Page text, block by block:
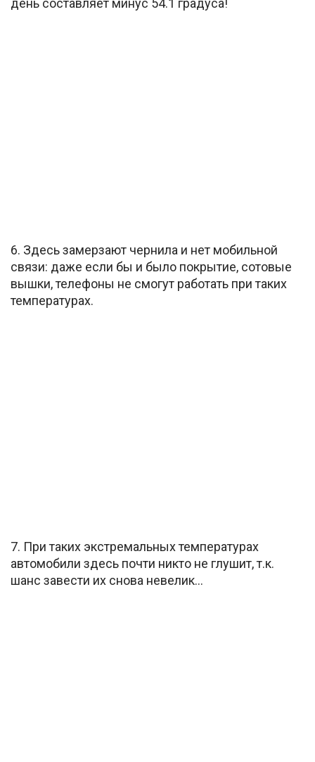
день составляет минус 54.1 градуса!
6. Здесь замерзают чернила и нет мобильной
связи: даже если бы и было покрытие, сотовые
вышки, телефоны не смогут работать при таких
температурах.
7. При таких экстремальных температурах
автомобили здесь почти никто не глушит, т.к.
шанс завести их снова невелик…